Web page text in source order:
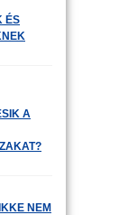
ÉS
A
NEM